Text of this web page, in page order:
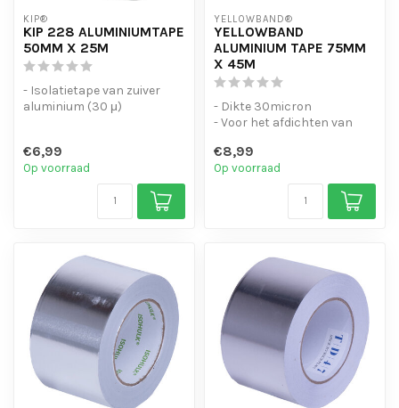
KIP®
KIP 228 ALUMINIUMTAPE
50MM X 25M
- Isolatietape van zuiver
aluminium (30 μ)
€6,99
Op voorraad
YELLOWBAND®
YELLOWBAND
ALUMINIUM TAPE 75MM
X 45M
- Dikte 30micron
- Voor het afdichten van
tegelijker...
€8,99
Op voorraad